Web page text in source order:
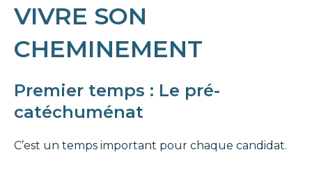
VIVRE SON
CHEMINEMENT
Premier temps : Le pré-
catéchuménat
C’est un temps important pour chaque candidat.